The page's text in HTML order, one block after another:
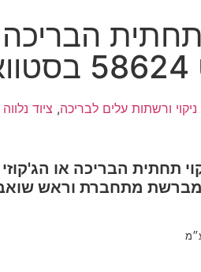
הבריכה
ורשתות עלים לבריכה, ציוד
תחתית הבריכה או הג'קוזי
מברשת מתחברת וראש